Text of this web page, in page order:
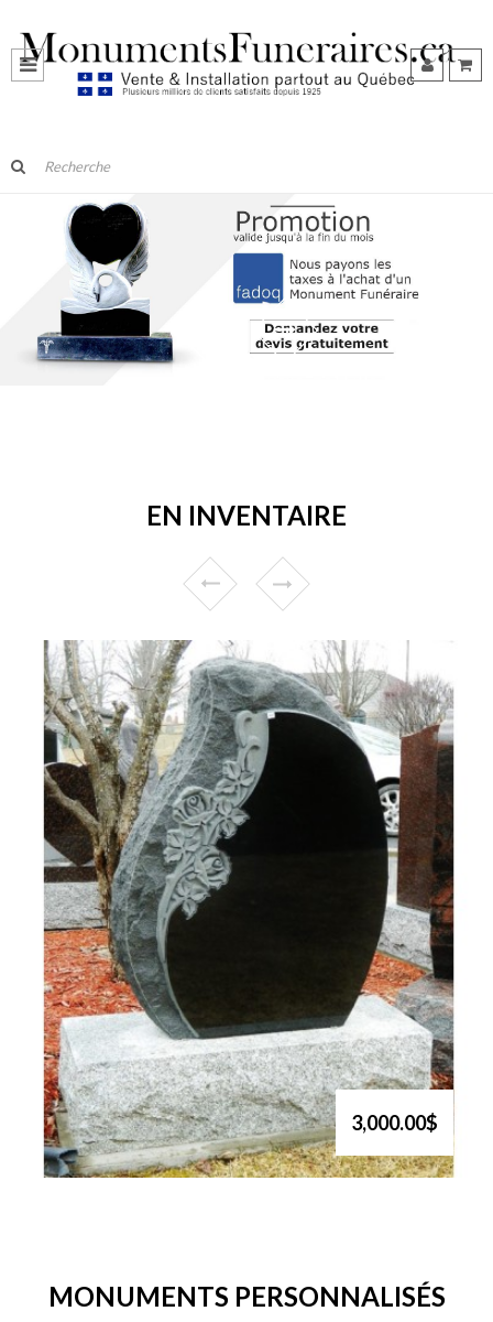
EN INVENTAIRE
3,000.00$
MONUMENTS PERSONNALISÉS